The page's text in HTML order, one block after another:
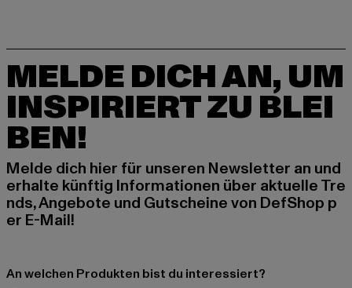
MELDE DICH AN, UM
INSPIRIERT ZU BLEI
BEN!
Melde dich hier für unseren Newsletter an und
erhalte künftig Informationen über aktuelle Tre
nds, Angebote und Gutscheine von DefShop p
er E-Mail!
An welchen Produkten bist du interessiert?